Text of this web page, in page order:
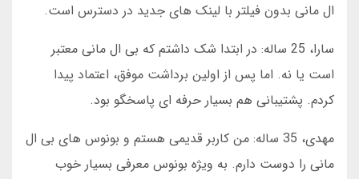
ال مانی بدون فیلتر با لینک های جدید در دسترس است.
سارا، 25 ساله: در ابتدا شک داشتم که بی ال مانی معتبر
است یا نه. اما پس از اولین برداشت موفق، اعتماد پیدا
کردم. پشتیبانی هم بسیار حرفه ای پاسخگو بود.
مهدی، 35 ساله: من کاربر قدیمی هستم و بونوس های بی ال
مانی را دوست دارم. به ویژه بونوس معرفی بسیار خوب